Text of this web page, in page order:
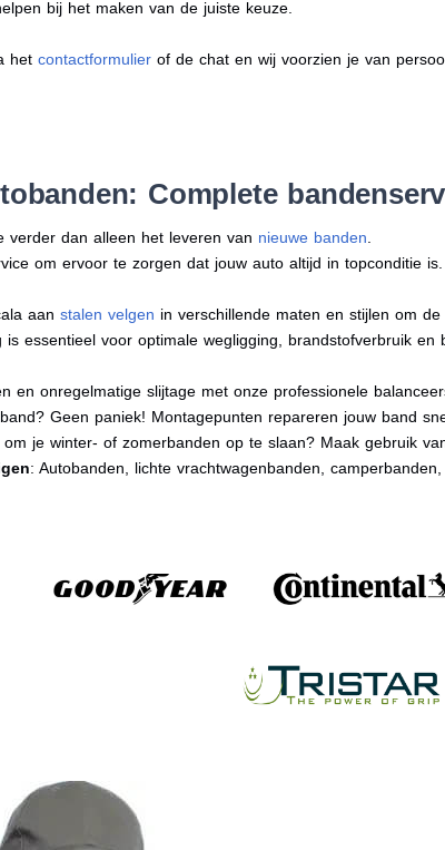
bij het maken van de juiste keuze.
het contactformulierof de chat en wij voorzien je van
Complete
verder dan alleen het leveren van nieuwe banden.
om ervoor te zorgen dat jouw auto altijd in topconditie is.
aan stalen velgen in verschillende maten en stijlen om
is essentieel voor optimale wegligging, brandstofverbruik
en onregelmatige slijtage met onze professionele
Geen paniek! Montagepunten repareren jouw band
je winter- of zomerbanden op te slaan? Maak gebruik
: Autobanden, lichte vrachtwagenbanden, camperbanden,